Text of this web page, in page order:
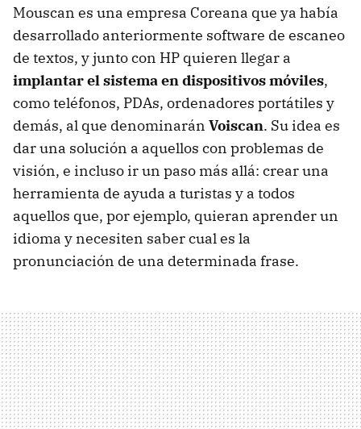
Mouscan es una empresa Coreana que ya había
desarrollado anteriormente software de escaneo
de textos, y junto con HP quieren llegar a
implantar el sistema en dispositivos móviles,
como teléfonos, PDAs, ordenadores portátiles y
demás, al que denominarán Voiscan. Su idea es
dar una solución a aquellos con problemas de
visión, e incluso ir un paso más allá: crear una
herramienta de ayuda a turistas y a todos
aquellos que, por ejemplo, quieran aprender un
idioma y necesiten saber cual es la
pronunciación de una determinada frase.